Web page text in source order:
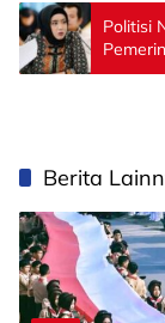
Politisi
Berita